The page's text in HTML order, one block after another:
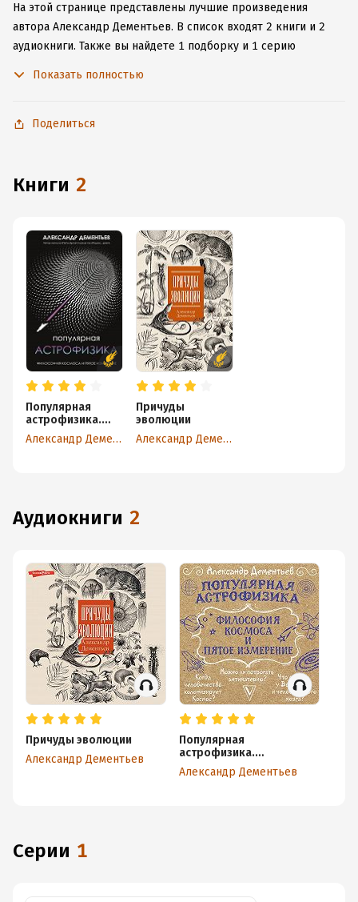
На этой странице представлены лучшие произведения
автора Александр Дементьев. В список входят 2 книги и 2
аудиокниги. Также вы найдете 1 подборку и 1 серию
приложение для iOS или Android, чтобы не расставаться
Показать полностью
Поделиться
книги 2
Популярная
астрофизика.
Философия
космоса и пятоеАлександр Дементьев
Причуды
эволюции
Александр Дементьев
аудиокниги 2
Причуды эволюции
Александр Дементьев
Популярная
астрофизика.
Философия космоса и
пятое измерение
Александр Дементьев
Серии 1